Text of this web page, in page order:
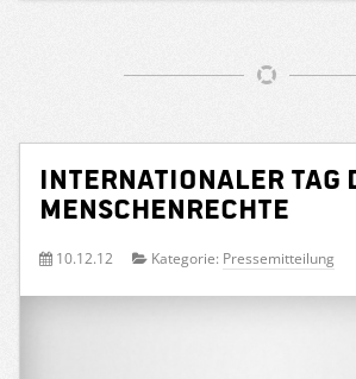
Internationaler Tag
Menschenrechte
10.12.12 Kategorie: Pressemitteilung